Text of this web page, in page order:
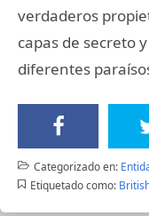
verdaderos
capas de secreto
diferentes
Categorizado en:
Etiquetado como: